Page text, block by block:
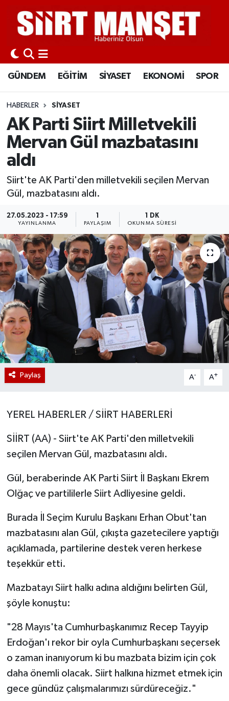
GÜNDEM EĞİTİM SİYASET EKONOMİ SPOR
HABERLER SİYASET
AK Parti Siirt Milletvekili
Mervan Gül mazbatasını
aldı
Siirt'te AK Parti'den milletvekili seçilen Mervan
Gül, mazbatasını aldı.
27.05.2023 - 17:59
YAYINLANMA
1
PAYLAŞIM
1 DK
OKUNMA SÜRESI
Paylaş A- A+
YEREL HABERLER / SİİRT HABERLERİ
SİİRT (AA) - Siirt'te AK Parti'den milletvekili
seçilen Mervan Gül, mazbatasını aldı.
Gül, beraberinde AK Parti Siirt İl Başkanı Ekrem
Olğaç ve partililerle Siirt Adliyesine geldi.
Burada İl Seçim Kurulu Başkanı Erhan Obut'tan
mazbatasını alan Gül, çıkışta gazetecilere yaptığı
açıklamada, partilerine destek veren herkese
teşekkür etti.
Mazbatayı Siirt halkı adına aldığını belirten Gül,
şöyle konuştu:
"28 Mayıs'ta Cumhurbaşkanımız Recep Tayyip
Erdoğan'ı rekor bir oyla Cumhurbaşkanı seçersek
o zaman inanıyorum ki bu mazbata bizim için çok
daha önemli olacak. Siirt halkına hizmet etmek için
gece gündüz çalışmalarımızı sürdüreceğiz."
GÜNDEM
EĞİTİM
SİYASET
EKONOMİ
SPOR
KÜLTÜR-SANAT
SAĞLIK-YAŞAM
Siirt Nöbetçi Eczaneler
Siirt Hava Durumu
Siirt Namaz Vakitleri
Siirt Trafik Yoğunluk Haritası
Süper Lig Puan Durumu ve Fikstür
Son Dakika Haberleri
Haber Arşivi